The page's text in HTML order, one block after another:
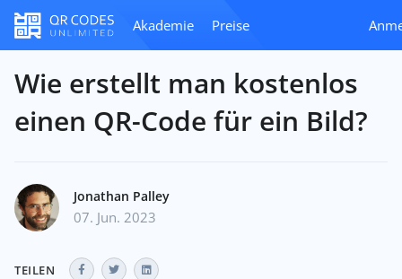
Akademie Preise
Wie erstellt man kostenlos
einen QR-Code für ein Bild?
Jonathan Palley
07. Jun. 2023
TEILEN